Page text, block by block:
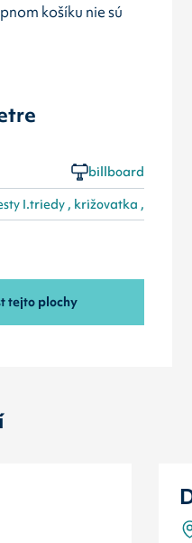
košíku nie sú
billboard
I.triedy , križovatka ,
tejto plochy